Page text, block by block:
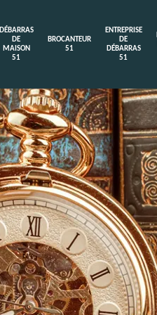
DÉBARRAS
DE
MAISON
51
BROCANTEUR
51
ENTREPRISE
DE
DÉBARRAS
51